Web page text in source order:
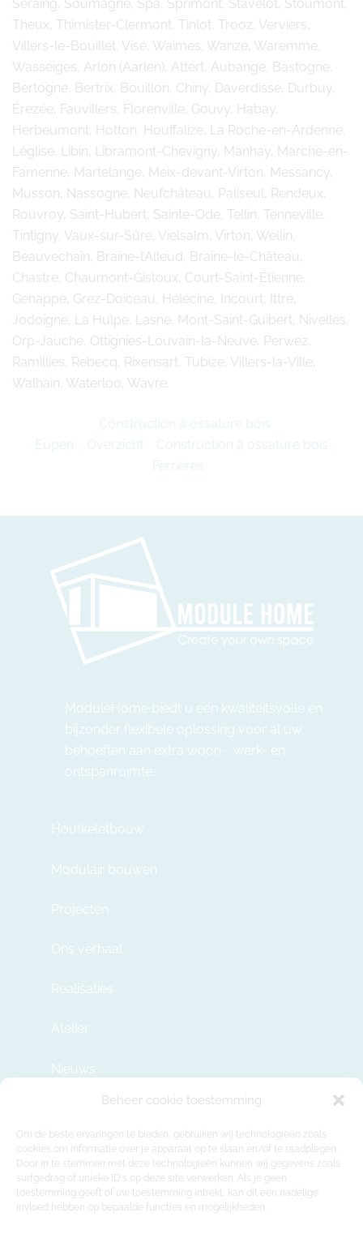
Beheer cookie toestemming
Om de beste ervaringen te bieden, gebruiken wij technologieën zoals
cookies om informatie over je apparaat op te slaan en/of te raadplegen.
Door in te stemmen met deze technologieën kunnen wij gegevens zoals
surfgedrag of unieke ID's op deze site verwerken. Als je geen
toestemming geeft of uw toestemming intrekt, kan dit een nadelige
invloed hebben op bepaalde functies en mogelijkheden.
Seraing, Soumagne, Spa, Sprimont, Stavelot, Stoumont,
Theux, Thimister-Clermont, Tinlot, Trooz, Verviers,
Villers-le-Bouillet, Visé, Waimes, Wanze, Waremme,
Wasseiges, Arlon (Aarlen), Attert, Aubange, Bastogne,
Bertogne, Bertrix, Bouillon, Chiny, Daverdisse, Durbuy,
Érezée, Fauvillers, Florenville, Gouvy, Habay,
Herbeumont, Hotton, Houffalize, La Roche-en-Ardenne,
Léglise, Libin, Libramont-Chevigny, Manhay, Marche-en-
Famenne, Martelange, Meix-devant-Virton, Messancy,
Musson, Nassogne, Neufchâteau, Paliseul, Rendeux,
Rouvroy, Saint-Hubert, Sainte-Ode, Tellin, Tenneville,
Tintigny, Vaux-sur-Sûre, Vielsalm, Virton, Wellin,
Beauvechain, Braine-l’Alleud, Braine-le-Château,
Chastre, Chaumont-Gistoux, Court-Saint-Étienne,
Genappe, Grez-Doiceau, Hélécine, Incourt, Ittre,
Jodoigne, La Hulpe, Lasne, Mont-Saint-Guibert, Nivelles,
Orp-Jauche, Ottignies-Louvain-la-Neuve, Perwez,
Ramillies, Rebecq, Rixensart, Tubize, Villers-la-Ville,
Walhain, Waterloo, Wavre.
Construction à ossature bois
Eupen
Overzicht
Construction à ossature bois
Ferrières
ModuleHome biedt u een kwaliteitsvolle en
bijzonder flexibele oplossing voor al uw
behoeften aan extra woon-, werk- en
ontspanruimte.
Houtkeletbouw
Modulair bouwen
Projecten
Ons verhaal
Realisaties
Atelier
Nieuws
info@modulehome.be
+32 2 669 36 50